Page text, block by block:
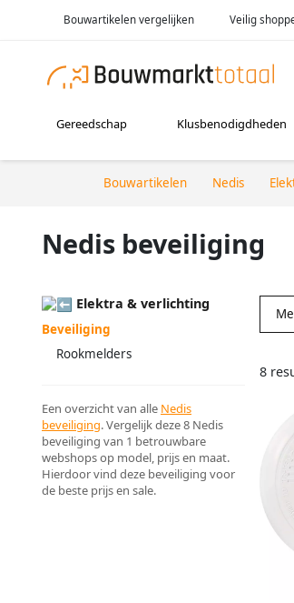
Bouwartikelen vergelijken Veilig
Gereedschap Klusbenodigdheden
Bouwartikelen Nedis
Nedis beveiliging
Elektra & verlichting
Beveiliging
Rookmelders
Een overzicht van alle Nedis
beveiliging. Vergelijk deze 8 Nedis
beveiliging van 1 betrouwbare
webshops op model, prijs en maat.
Hierdoor vind deze beveiliging voor
de beste prijs en sale.
8